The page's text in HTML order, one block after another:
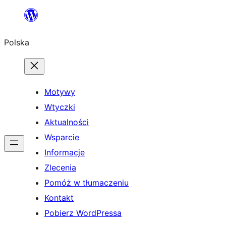
Przejdź
treści
Polska
Motywy
Wtyczki
Aktualności
Wsparcie
Informacje
Zlecenia
Pomóż w tłumaczeniu
Kontakt
Pobierz WordPressa